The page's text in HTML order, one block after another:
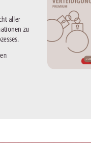
aller
zu